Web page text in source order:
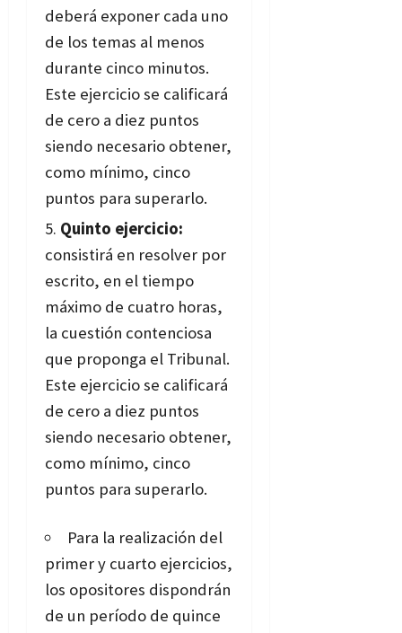
deberá exponer cada uno
de los temas al menos
durante cinco minutos.
Este ejercicio se calificará
de cero a diez puntos
siendo necesario obtener,
como mínimo, cinco
puntos para superarlo.
Quinto ejercicio:
consistirá en resolver por
escrito, en el tiempo
máximo de cuatro horas,
la cuestión contenciosa
que proponga el Tribunal.
Este ejercicio se calificará
de cero a diez puntos
siendo necesario obtener,
como mínimo, cinco
puntos para superarlo.
Para la realización del
primer y cuarto ejercicios,
los opositores dispondrán
de un período de quince